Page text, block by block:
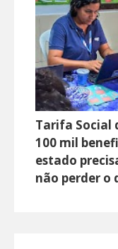
Tarifa Social
100 mil
estado
não perder o